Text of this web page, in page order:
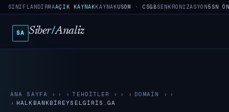
SINIFLANDIRMAAÇIK KAYNAKKAYNAKUSOM · CSGBSENKRONIZASYON5SN
SA Siber/Analiz
ANA SAYFA › TEHDITLER › DOMAIN
›
HALKBANKBIREYSELGIRIS.GA